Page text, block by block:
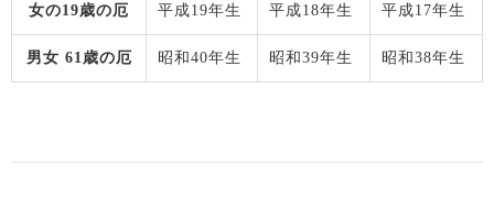
女の19歳の厄 平成19年生 平成18年生 平成17年生
男女 61歳の厄 昭和40年生 昭和39年生 昭和38年生